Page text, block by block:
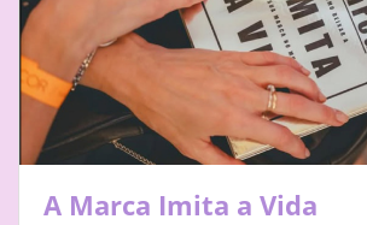
A Marca Imita a Vida
BUSINESS
ABOUT